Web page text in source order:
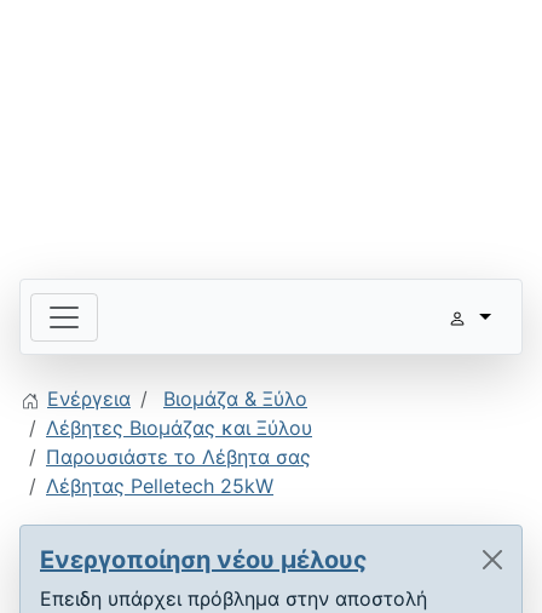
Ενέργεια
Βιομάζα & Ξύλο
Λέβητες Βιομάζας και Ξύλου
Παρουσιάστε το Λέβητα σας
Λέβητας Pelletech 25kW
Ενεργοποίηση νέου μέλους
Επειδη υπάρχει πρόβλημα στην αποστολή